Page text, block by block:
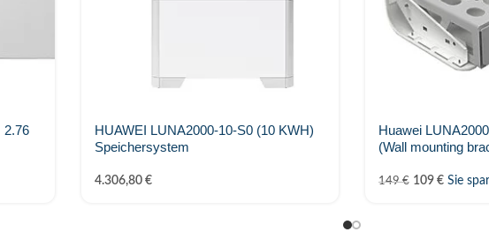
2.76
HUAWEI LUNA2000-10-S0 (10 KWH)
Speichersystem
4.306,80 €
Huawei
(Wall mounting
149€ 109 € Sie